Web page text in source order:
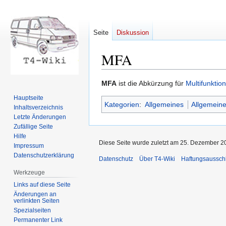
MFA
Zur
Navigation
springen
Zur
Suche
springen
MFA ist die Abkürzung für
Kategorien: Allgemeines
Seite Diskussion
Hauptseite
Inhaltsverzeichnis
Letzte Änderungen
Zufällige Seite
Hilfe
Impressum
Datenschutzerklärung
Werkzeuge
Links auf diese Seite
Änderungen an
verlinkten Seiten
Spezialseiten
Permanenter Link
Diese Seite wurde zuletzt am 25. Dezember
Datenschutz Über T4-Wiki